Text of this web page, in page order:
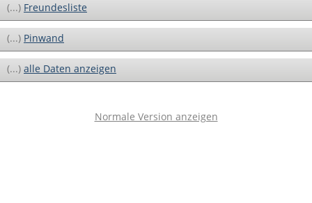
(...) Freundesliste
(...) Pinwand
(...) alle Daten anzeigen
Normale Version anzeigen